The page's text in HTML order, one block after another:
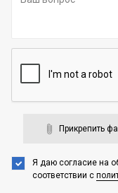
Прикрепить
Я даю согласие на
соответствии с